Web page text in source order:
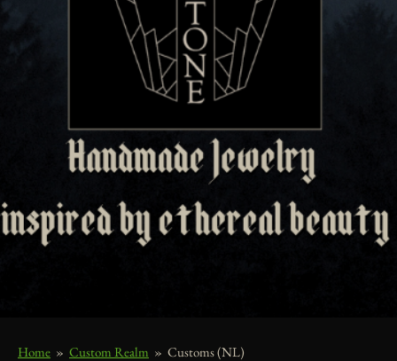
Home » Custom Realm » Customs (NL)